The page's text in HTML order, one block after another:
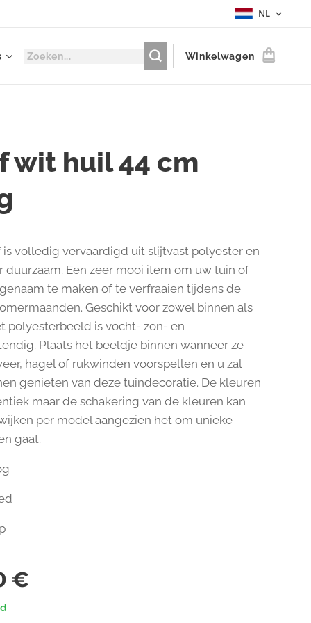
NL
Winkelwagen
wit huil 44 cm
is volledig vervaardigd uit slijtvast polyester en
duurzaam. Een zeer mooi item om uw tuin of
te maken of te verfraaien tijdens de
Geschikt voor zowel binnen als
polyesterbeeld is vocht- zon- en
Plaats het beeldje binnen wanneer ze
hagel of rukwinden voorspellen en u zal
genieten van deze tuindecoratie. De kleuren
maar de schakering van de kleuren kan
per model aangezien het om unieke
gaat.
€